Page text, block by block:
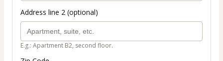
Address line 2 (optional)
E.g.: Apartment B2, second floor.